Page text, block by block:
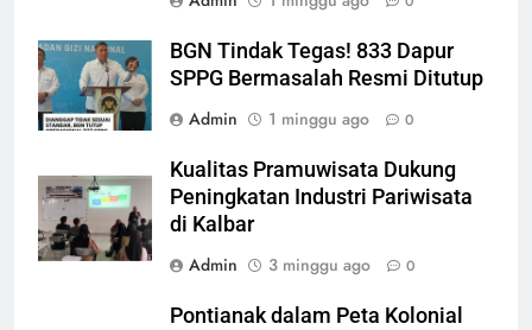
BGN Tindak Tegas! 833 Dapur
SPPG Bermasalah Resmi Ditutup
Admin
1 minggu ago 0
Kualitas Pramuwisata Dukung
Peningkatan Industri Pariwisata
di Kalbar
Admin
3 minggu ago 0
Pontianak dalam Peta Kolonial